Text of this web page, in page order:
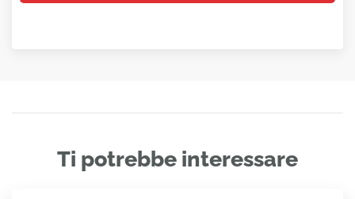
Ti potrebbe interessare